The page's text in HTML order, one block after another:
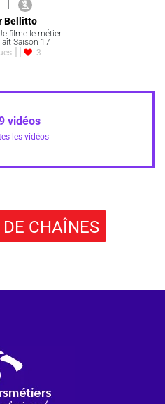
Bellitto
filme le métier
Saison 17
3
vidéos
les vidéos
CHAÎNES